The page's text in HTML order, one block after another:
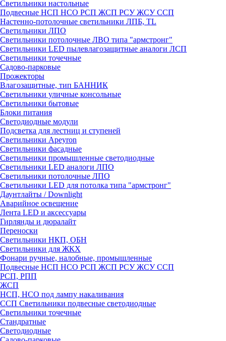
Светильники настольные
Подвесные НСП НСО РСП ЖСП РСУ ЖСУ ССП
Настенно-потолочные светильники ЛПБ, TL
Светильники ЛПО
Светильники потолочные ЛВО типа "армстронг"
Светильники LED пылевлагозащитные аналоги ЛСП
Светильники точечные
Садово-парковые
Прожекторы
Влагозащитные, тип БАННИК
Светильники уличные консольные
Светильники бытовые
Блоки питания
Светодиодные модули
Подсветка для лестниц и ступеней
Светильники Apeyron
Светильники фасадные
Светильники промышленные светодиодные
Светильники LED аналоги ЛПО
Светильники потолочные ЛПО
Светильники LED для потолка типа "армстронг"
Даунтлайты / Downlight
Аварийное освещение
Лента LED и аксессуары
Гирлянды и дюралайт
Переноски
Светильники НКП, ОБН
Светильники для ЖКХ
Фонари ручные, налобные, промышленные
Подвесные НСП НСО РСП ЖСП РСУ ЖСУ ССП
РСП, РПП
ЖСП
НСП, НСО под лампу накаливания
ССП Светильники подвесные светодиодные
Светильники точечные
Стандратные
Светодиодные